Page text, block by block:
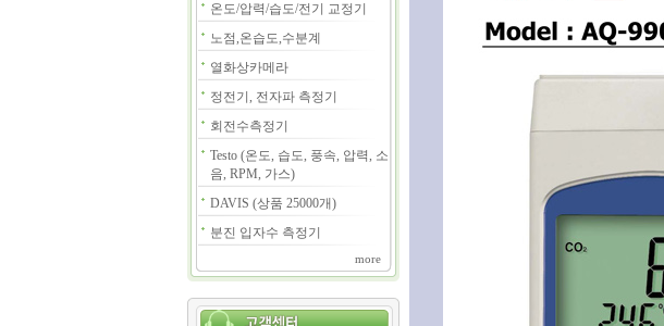
온도/압력/습도/전기 교정기
노점,온습도,수분계
열화상카메라
정전기, 전자파 측정기
회전수측정기
Testo (온도, 습도, 풍속, 압력, 소
음, RPM, 가스)
DAVIS (상품 25000개)
분진 입자수 측정기
more